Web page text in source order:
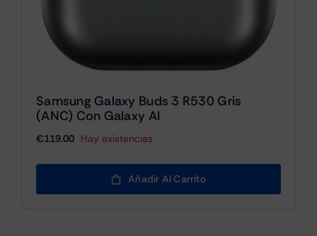
Samsung Galaxy Buds 3 R530 Gris
(ANC) Con Galaxy AI
€119.00 Hay existencias
Añadir Al Carrito